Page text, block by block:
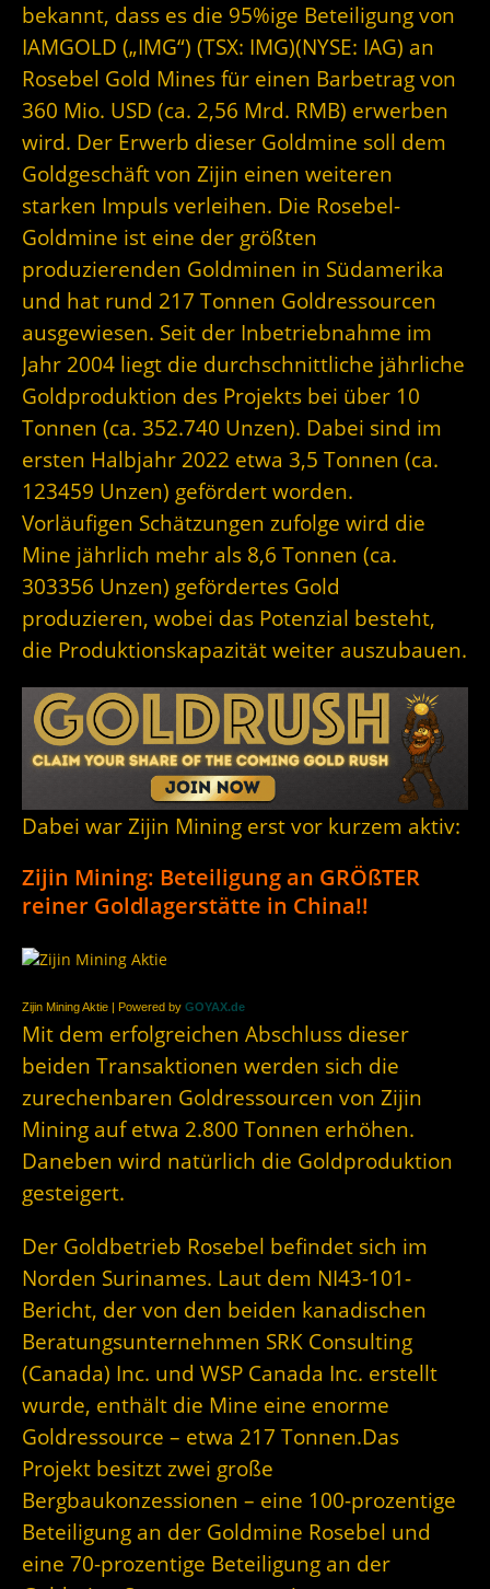
bekannt, dass es die 95%ige Beteiligung von
IAMGOLD („IMG“) (TSX: IMG)(NYSE: IAG) an
Rosebel Gold Mines für einen Barbetrag von
360 Mio. USD (ca. 2,56 Mrd. RMB) erwerben
wird. Der Erwerb dieser Goldmine soll dem
Goldgeschäft von Zijin einen weiteren
starken Impuls verleihen. Die Rosebel-
Goldmine ist eine der größten
produzierenden Goldminen in Südamerika
und hat rund 217 Tonnen Goldressourcen
ausgewiesen. Seit der Inbetriebnahme im
Jahr 2004 liegt die durchschnittliche jährliche
Goldproduktion des Projekts bei über 10
Tonnen (ca. 352.740 Unzen). Dabei sind im
ersten Halbjahr 2022 etwa 3,5 Tonnen (ca.
123459 Unzen) gefördert worden.
Vorläufigen Schätzungen zufolge wird die
Mine jährlich mehr als 8,6 Tonnen (ca.
303356 Unzen) gefördertes Gold
produzieren, wobei das Potenzial besteht,
die Produktionskapazität weiter auszubauen.
Dabei war Zijin Mining erst vor kurzem aktiv:
Zijin Mining: Beteiligung an GRÖßTER
reiner Goldlagerstätte in China!!
Zijin Mining Aktie | Powered by GOYAX.de
Mit dem erfolgreichen Abschluss dieser
beiden Transaktionen werden sich die
zurechenbaren Goldressourcen von Zijin
Mining auf etwa 2.800 Tonnen erhöhen.
Daneben wird natürlich die Goldproduktion
gesteigert.
Der Goldbetrieb Rosebel befindet sich im
Norden Surinames. Laut dem NI43-101-
Bericht, der von den beiden kanadischen
Beratungsunternehmen SRK Consulting
(Canada) Inc. und WSP Canada Inc. erstellt
wurde, enthält die Mine eine enorme
Goldressource – etwa 217 Tonnen.Das
Projekt besitzt zwei große
Bergbaukonzessionen – eine 100-prozentige
Beteiligung an der Goldmine Rosebel und
eine 70-prozentige Beteiligung an der